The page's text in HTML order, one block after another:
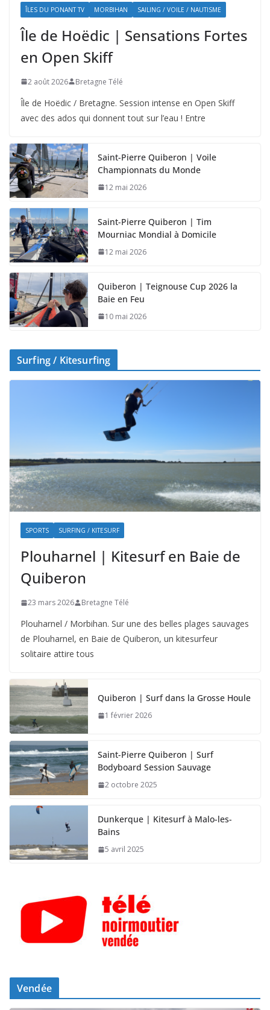
ÎLES DU PONANT TV MORBIHAN SAILING / VOILE / NAUTISME
Île de Hoëdic | Sensations Fortes
en Open Skiff
2 août 2026 Bretagne Télé
Île de Hoëdic / Bretagne. Session intense en Open Skiff
avec des ados qui donnent tout sur l’eau ! Entre
Saint-Pierre Quiberon | Voile
Championnats du Monde
12 mai 2026
Saint-Pierre Quiberon | Tim
Mourniac Mondial à Domicile
12 mai 2026
Quiberon | Teignouse Cup 2026 la
Baie en Feu
10 mai 2026
Surfing / Kitesurfing
SPORTS SURFING / KITESURF
Plouharnel | Kitesurf en Baie de
Quiberon
23 mars 2026 Bretagne Télé
Plouharnel / Morbihan. Sur une des belles plages sauvages
de Plouharnel, en Baie de Quiberon, un kitesurfeur
solitaire attire tous
Quiberon | Surf dans la Grosse Houle
1 février 2026
Saint-Pierre Quiberon | Surf
Bodyboard Session Sauvage
2 octobre 2025
Dunkerque | Kitesurf à Malo-les-
Bains
5 avril 2025
Vendée